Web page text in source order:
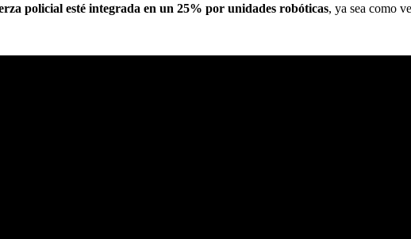
policial esté integrada en un 25% por unidades robóticas, ya sea como